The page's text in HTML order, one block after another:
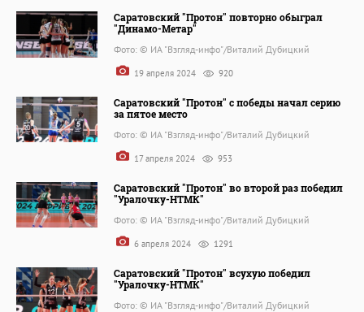
Саратовский "Протон" повторно обыграл
"Динамо-Метар"
Фото: © ИА "Взгляд-инфо"/Виталий Дубицкий
19 апреля 2024 920
Саратовский "Протон" с победы начал серию
за пятое место
Фото: © ИА "Взгляд-инфо"/Виталий Дубицкий
17 апреля 2024 953
Саратовский "Протон" во второй раз победил
"Уралочку-НТМК"
Фото: © ИА "Взгляд-инфо"/Виталий Дубицкий
6 апреля 2024 1291
Саратовский "Протон" всухую победил
"Уралочку-НТМК"
Фото: © ИА "Взгляд-инфо"/Виталий Дубицкий